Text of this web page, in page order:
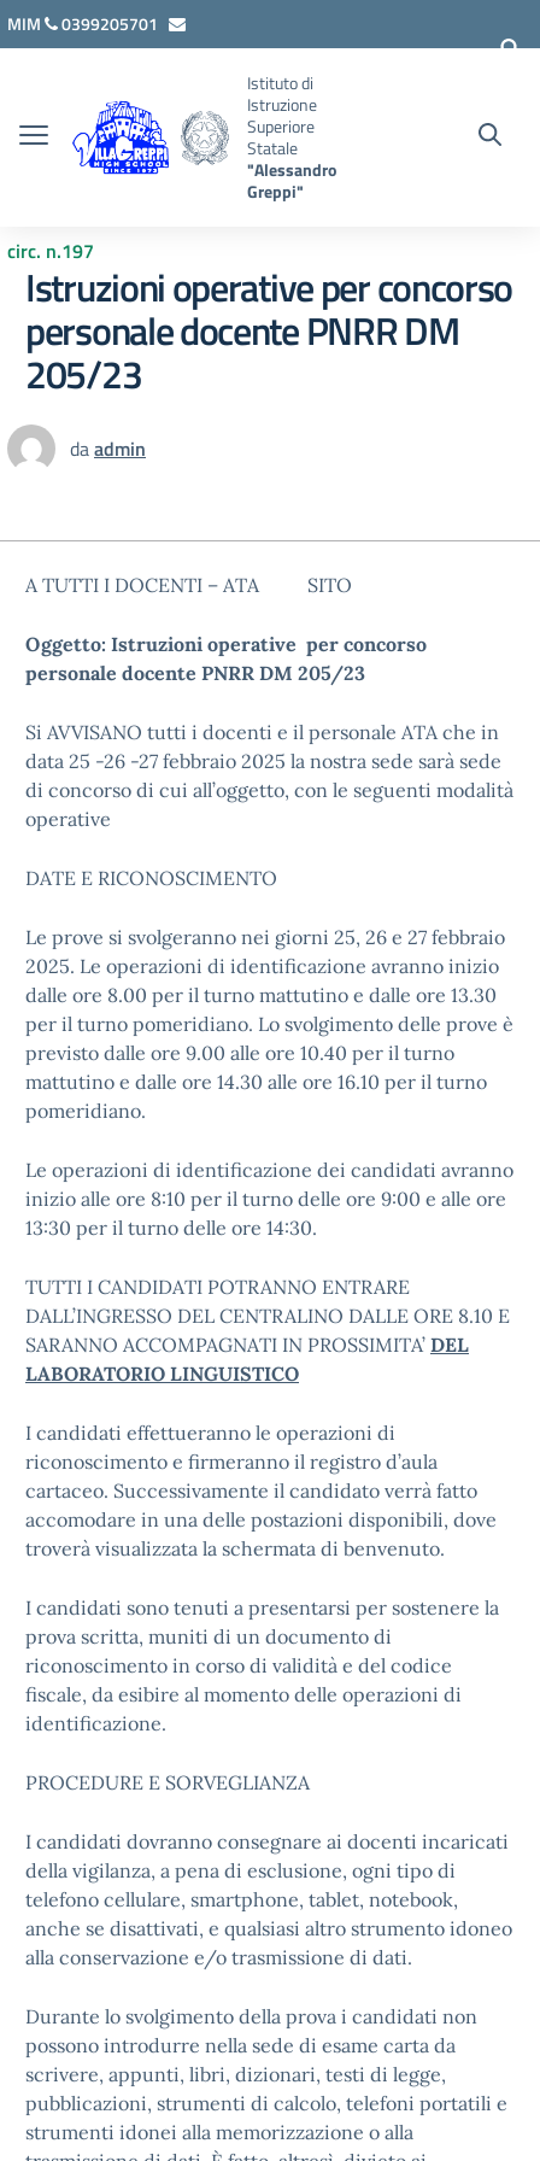
Vai ai contenuti
Vai al menu di navigazione
Vai al footer
MIM
0399205701
Istituto di
Istruzione
Superiore
Statale
"Alessandro
Greppi"
circ. n.197
Istruzioni operative per concorso
personale docente PNRR DM
205/23
daadmin
A TUTTI I DOCENTI – ATA SITO
Oggetto: Istruzioni operative per concorso
personale docente PNRR DM 205/23
Si AVVISANO tutti i docenti e il personale ATA che in
data 25 -26 -27 febbraio 2025 la nostra sede sarà sede
di concorso di cui all’oggetto, con le seguenti modalità
operative
DATE E RICONOSCIMENTO
Le prove si svolgeranno nei giorni 25, 26 e 27 febbraio
2025. Le operazioni di identificazione avranno inizio
dalle ore 8.00 per il turno mattutino e dalle ore 13.30
per il turno pomeridiano. Lo svolgimento delle prove è
previsto dalle ore 9.00 alle ore 10.40 per il turno
mattutino e dalle ore 14.30 alle ore 16.10 per il turno
pomeridiano.
Le operazioni di identificazione dei candidati avranno
inizio alle ore 8:10 per il turno delle ore 9:00 e alle ore
13:30 per il turno delle ore 14:30.
TUTTI I CANDIDATI POTRANNO ENTRARE
DALL’INGRESSO DEL CENTRALINO DALLE ORE 8.10 E
SARANNO ACCOMPAGNATI IN PROSSIMITA’ DEL
LABORATORIO LINGUISTICO
I candidati effettueranno le operazioni di
riconoscimento e firmeranno il registro d’aula
cartaceo. Successivamente il candidato verrà fatto
accomodare in una delle postazioni disponibili, dove
troverà visualizzata la schermata di benvenuto.
I candidati sono tenuti a presentarsi per sostenere la
prova scritta, muniti di un documento di
riconoscimento in corso di validità e del codice
fiscale, da esibire al momento delle operazioni di
identificazione.
PROCEDURE E SORVEGLIANZA
I candidati dovranno consegnare ai docenti incaricati
della vigilanza, a pena di esclusione, ogni tipo di
telefono cellulare, smartphone, tablet, notebook,
anche se disattivati, e qualsiasi altro strumento idoneo
alla conservazione e/o trasmissione di dati.
Durante lo svolgimento della prova i candidati non
possono introdurre nella sede di esame carta da
scrivere, appunti, libri, dizionari, testi di legge,
pubblicazioni, strumenti di calcolo, telefoni portatili e
strumenti idonei alla memorizzazione o alla